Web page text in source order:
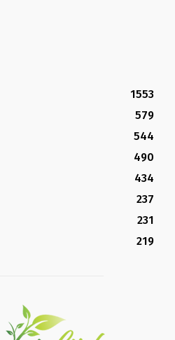
1553
579
544
490
434
237
231
219